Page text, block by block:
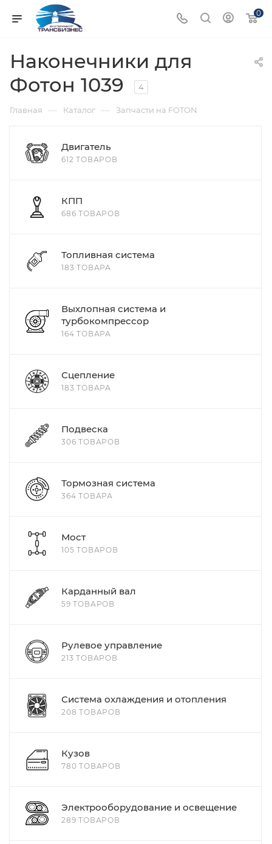
0
Наконечники для
Фотон 1039
4
Главная — Каталог — Запчасти на FOTON
Двигатель
612 ТОВАРОВ
КПП
686 ТОВАРОВ
Топливная система
183 ТОВАРА
Выхлопная система и
турбокомпрессор
164 ТОВАРА
Сцепление
183 ТОВАРА
Подвеска
306 ТОВАРОВ
Тормозная система
364 ТОВАРА
Мост
105 ТОВАРОВ
Карданный вал
59 ТОВАРОВ
Рулевое управление
213 ТОВАРОВ
Система охлаждения и отопления
208 ТОВАРОВ
Кузов
780 ТОВАРОВ
Электрооборудование и освещение
289 ТОВАРОВ